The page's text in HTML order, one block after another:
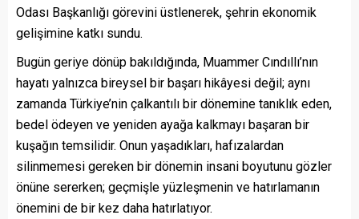
Odası Başkanlığı görevini üstlenerek, şehrin ekonomik
gelişimine katkı sundu.
Bugün geriye dönüp bakıldığında, Muammer Cındıllı’nın
hayatı yalnızca bireysel bir başarı hikâyesi değil; aynı
zamanda Türkiye’nin çalkantılı bir dönemine tanıklık eden,
bedel ödeyen ve yeniden ayağa kalkmayı başaran bir
kuşağın temsilidir. Onun yaşadıkları, hafızalardan
silinmemesi gereken bir dönemin insani boyutunu gözler
önüne sererken; geçmişle yüzleşmenin ve hatırlamanın
önemini de bir kez daha hatırlatıyor.